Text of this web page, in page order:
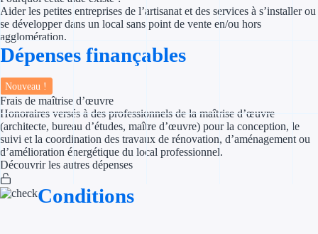
Prêt
Avance
Garantie
Aider les petites entreprises de l’artisanat et des services à s’installer ou
se développer dans un local sans point de vente en/ou hors
agglomération.
Dépenses finançables
Nouveau !
Frais de maîtrise d’œuvre
Honoraires versés à des professionnels de la maîtrise d’œuvre
(architecte, bureau d’études, maître d’œuvre) pour la conception, le
suivi et la coordination des travaux de rénovation, d’aménagement ou
d’amélioration énergétique du local professionnel.
Découvrir les autres dépenses
Conditions